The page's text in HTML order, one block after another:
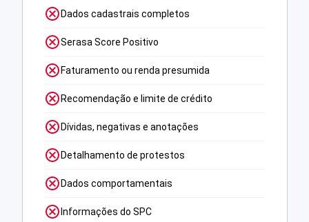
Dados cadastrais completos
Serasa Score Positivo
Faturamento ou renda presumida
Recomendação e limite de crédito
Dívidas, negativas e anotações
Detalhamento de protestos
Dados comportamentais
Informações do SPC